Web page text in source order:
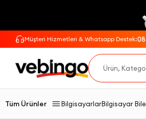
Müşteri Hizmetleri & Whatsapp Destek:
Tüm Ürünler BilgisayarlarBilgisayar